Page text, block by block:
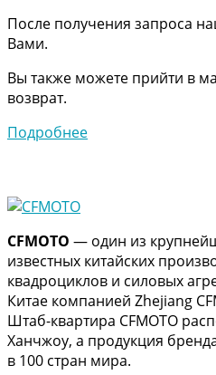
После получения запроса
Вами.
Вы также можете прийти в
возврат.
Подробнее
CFMOTO — один из
известных китайских
квадроциклов и силовых
Китае компанией Zhejiang
Штаб-квартира CFMOTO
Ханчжоу, а продукция
в 100 стран мира.